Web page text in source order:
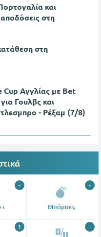
και
στη
στη
Αγγλίας με Bet
Γουλβς και
- Ρέξαμ (7/8)
-
Μπόμπες
-
1 -